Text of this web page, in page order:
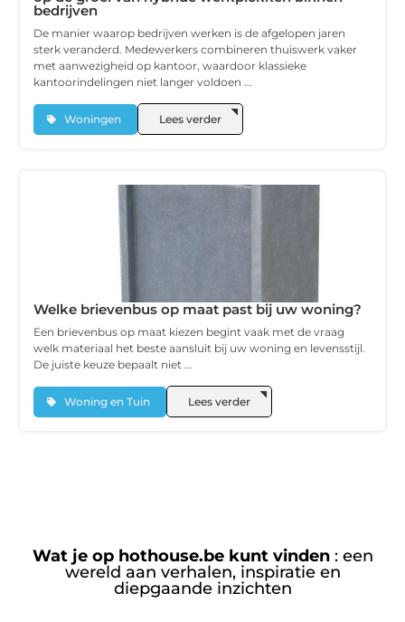
bedrijven
De manier waarop bedrijven werken is de afgelopen jaren
sterk veranderd. Medewerkers combineren thuiswerk vaker
met aanwezigheid op kantoor, waardoor klassieke
kantoorindelingen niet langer voldoen ...
Woningen Lees verder
Welke brievenbus op maat past bij uw woning?
Een brievenbus op maat kiezen begint vaak met de vraag
welk materiaal het beste aansluit bij uw woning en levensstijl.
De juiste keuze bepaalt niet ...
Woning en Tuin Lees verder
Wat je op hothouse.be kunt vinden: een
wereld aan verhalen, inspiratie en
diepgaande inzichten